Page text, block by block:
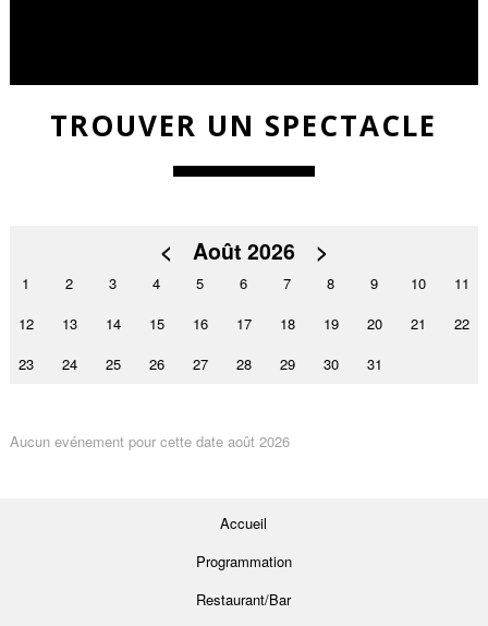
TROUVER UN SPECTACLE
< Août 2026 >
1 2 3 4 5 6 7 8 9 10
11
12
13 14 15 16 17 18 19 20 21
22
23
24 25 26 27 28 29 30 31
Aucun evénement pour cette date août 2026
Accueil
Programmation
Restaurant/Bar